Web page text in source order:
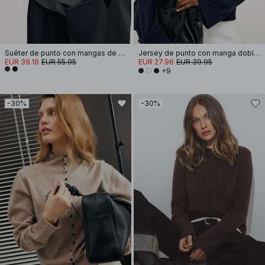
Suéter de punto con mangas de botón
EUR 39.16 EUR 55.95
Jersey de punto con manga doblada
EUR 27.96 EUR 39.95
+9
-30% -30%